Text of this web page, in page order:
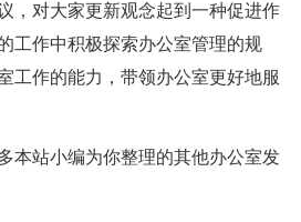
，对大家更新观念起到一种促进作
工作中积极探索办公室管理的规
工作的能力，带领办公室更好地服
本站小编为你整理的其他办公室发